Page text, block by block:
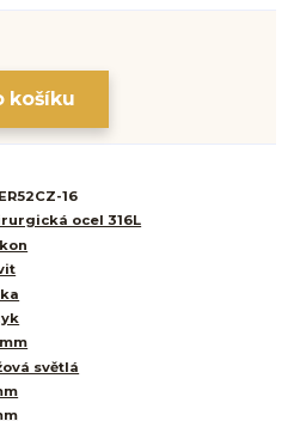
košíku
16
ocel 316L
světlá